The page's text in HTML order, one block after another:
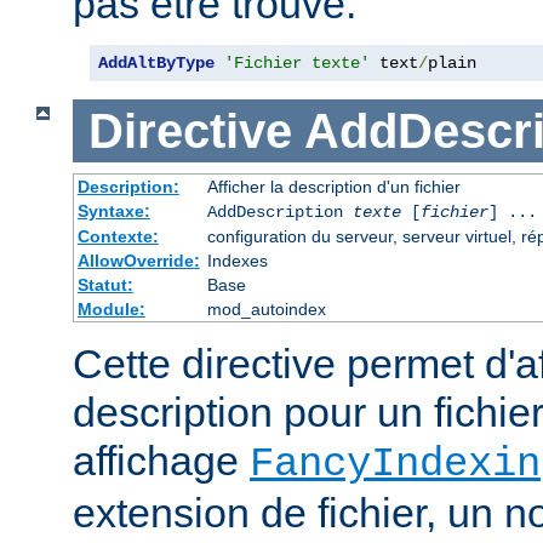
AddAltByType 'Fichier texte' text/plain
Directive
Description:
Afficher la description d'un fichier
Syntaxe:
AddDescription texte[fichier] ...
Contexte:
configuration du serveur, serveur virtuel,
AllowOverride: Indexes
Statut:
Base
Module:
mod_autoindex
Cette directive permet
description pour un
affichage
extension de fichier, un